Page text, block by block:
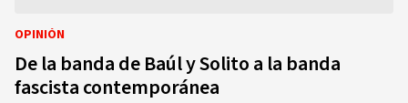
OPINIÓN
De la banda de Baúl y Solito a la banda
fascista contemporánea